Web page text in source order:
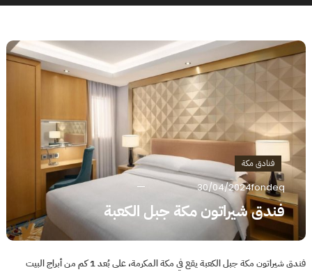
فنادق مكة
30/04/2024fondeq
فندق شيراتون مكة جبل الكعبة
فندق شيراتون مكة جبل الكعبة يقع في مكة المكرمة، على بُعد 1 كم من أبراج البيت